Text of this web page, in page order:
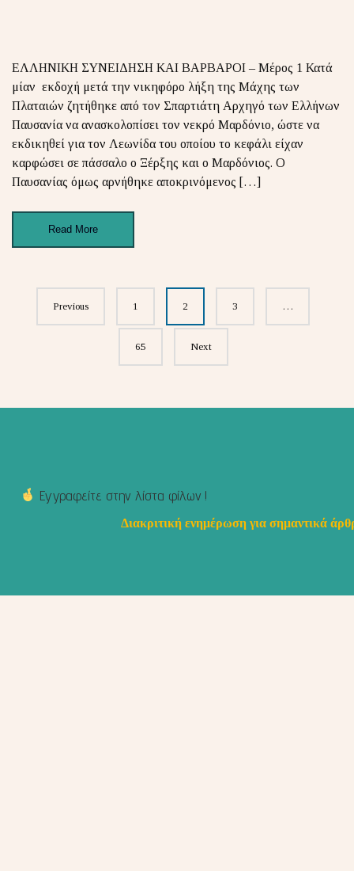
ΕΛΛΗΝΙΚΗ ΣΥΝΕΙΔΗΣΗ ΚΑΙ ΒΑΡΒΑΡΟΙ – Μέρος 1 Κατά
μίαν εκδοχή μετά την νικηφόρο λήξη της Μάχης των
Πλαταιών ζητήθηκε από τον Σπαρτιάτη Αρχηγό των Ελλήνων
Παυσανία να ανασκολοπίσει τον νεκρό Μαρδόνιο, ώστε να
εκδικηθεί για τον Λεωνίδα του οποίου το κεφάλι είχαν
καρφώσει σε πάσσαλο ο Ξέρξης και ο Μαρδόνιος. Ο
Παυσανίας όμως αρνήθηκε αποκρινόμενος […]
Read More
navigation
Previous 1 2 3 …
65 Next
Εγγραφείτε στην λίστα φίλων !
Διακριτική ενημέρωση για σημαντικά